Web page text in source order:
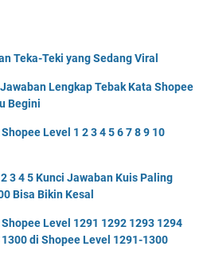
Teka-Teki yang Sedang Viral
Lengkap Tebak Kata Shopee
Begini
Level 1 2 3 4 5 6 7 8 9 10
3 4 5 Kunci Jawaban Kuis Paling
Bisa Bikin Kesal
Level 1291 1292 1293 1294
di Shopee Level 1291-1300